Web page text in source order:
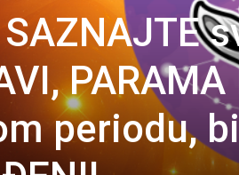
PARAMA
periodu,